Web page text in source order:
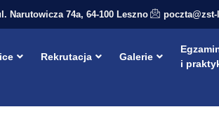
Narutowicza 74a, 64-100 Leszno
Rekrutacja Galerie
i